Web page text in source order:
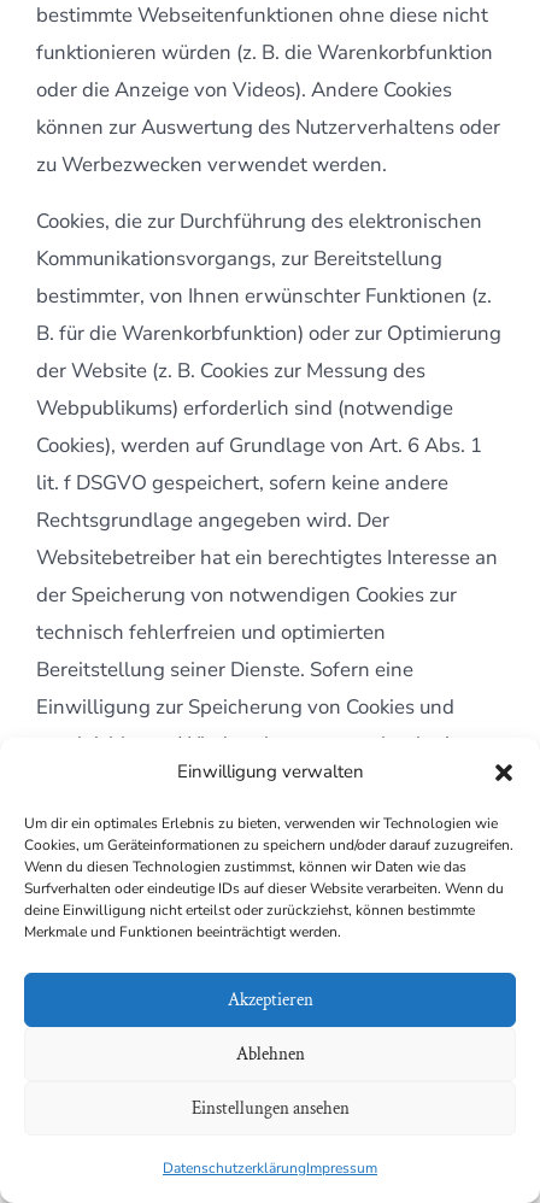
Einwilligung verwalten
Um dir ein optimales Erlebnis zu bieten, verwenden wir Technologien wie
Cookies, um Geräteinformationen zu speichern und/oder darauf zuzugreifen.
Wenn du diesen Technologien zustimmst, können wir Daten wie das
Surfverhalten oder eindeutige IDs auf dieser Website verarbeiten. Wenn du
deine Einwilligung nicht erteilst oder zurückziehst, können bestimmte
Merkmale und Funktionen beeinträchtigt werden.
Akzeptieren
Ablehnen
Einstellungen ansehen
DatenschutzerklärungImpressum
bestimmte Webseitenfunktionen ohne diese nicht
funktionieren würden (z. B. die Warenkorbfunktion
oder die Anzeige von Videos). Andere Cookies
können zur Auswertung des Nutzerverhaltens oder
zu Werbezwecken verwendet werden.
Cookies, die zur Durchführung des elektronischen
Kommunikationsvorgangs, zur Bereitstellung
bestimmter, von Ihnen erwünschter Funktionen (z.
B. für die Warenkorbfunktion) oder zur Optimierung
der Website (z. B. Cookies zur Messung des
Webpublikums) erforderlich sind (notwendige
Cookies), werden auf Grundlage von Art. 6 Abs. 1
lit. f DSGVO gespeichert, sofern keine andere
Rechtsgrundlage angegeben wird. Der
Websitebetreiber hat ein berechtigtes Interesse an
der Speicherung von notwendigen Cookies zur
technisch fehlerfreien und optimierten
Bereitstellung seiner Dienste. Sofern eine
Einwilligung zur Speicherung von Cookies und
vergleichbaren Wiedererkennungstechnologien
abgefragt wurde, erfolgt die Verarbeitung
ausschließlich auf Grundlage dieser Einwilligung
(Art. 6 Abs. 1 lit. a DSGVO und § 25 Abs. 1
TDDDG); die Einwilligung ist jederzeit widerrufbar.
über das Setzen von Cookies informiert werden und
Cookies nur im Einzelfall erlauben, die Annahme
von Cookies für bestimmte Fälle oder generell
ausschließen sowie das automatische Löschen der
Bei der Deaktivierung von Cookies kann die